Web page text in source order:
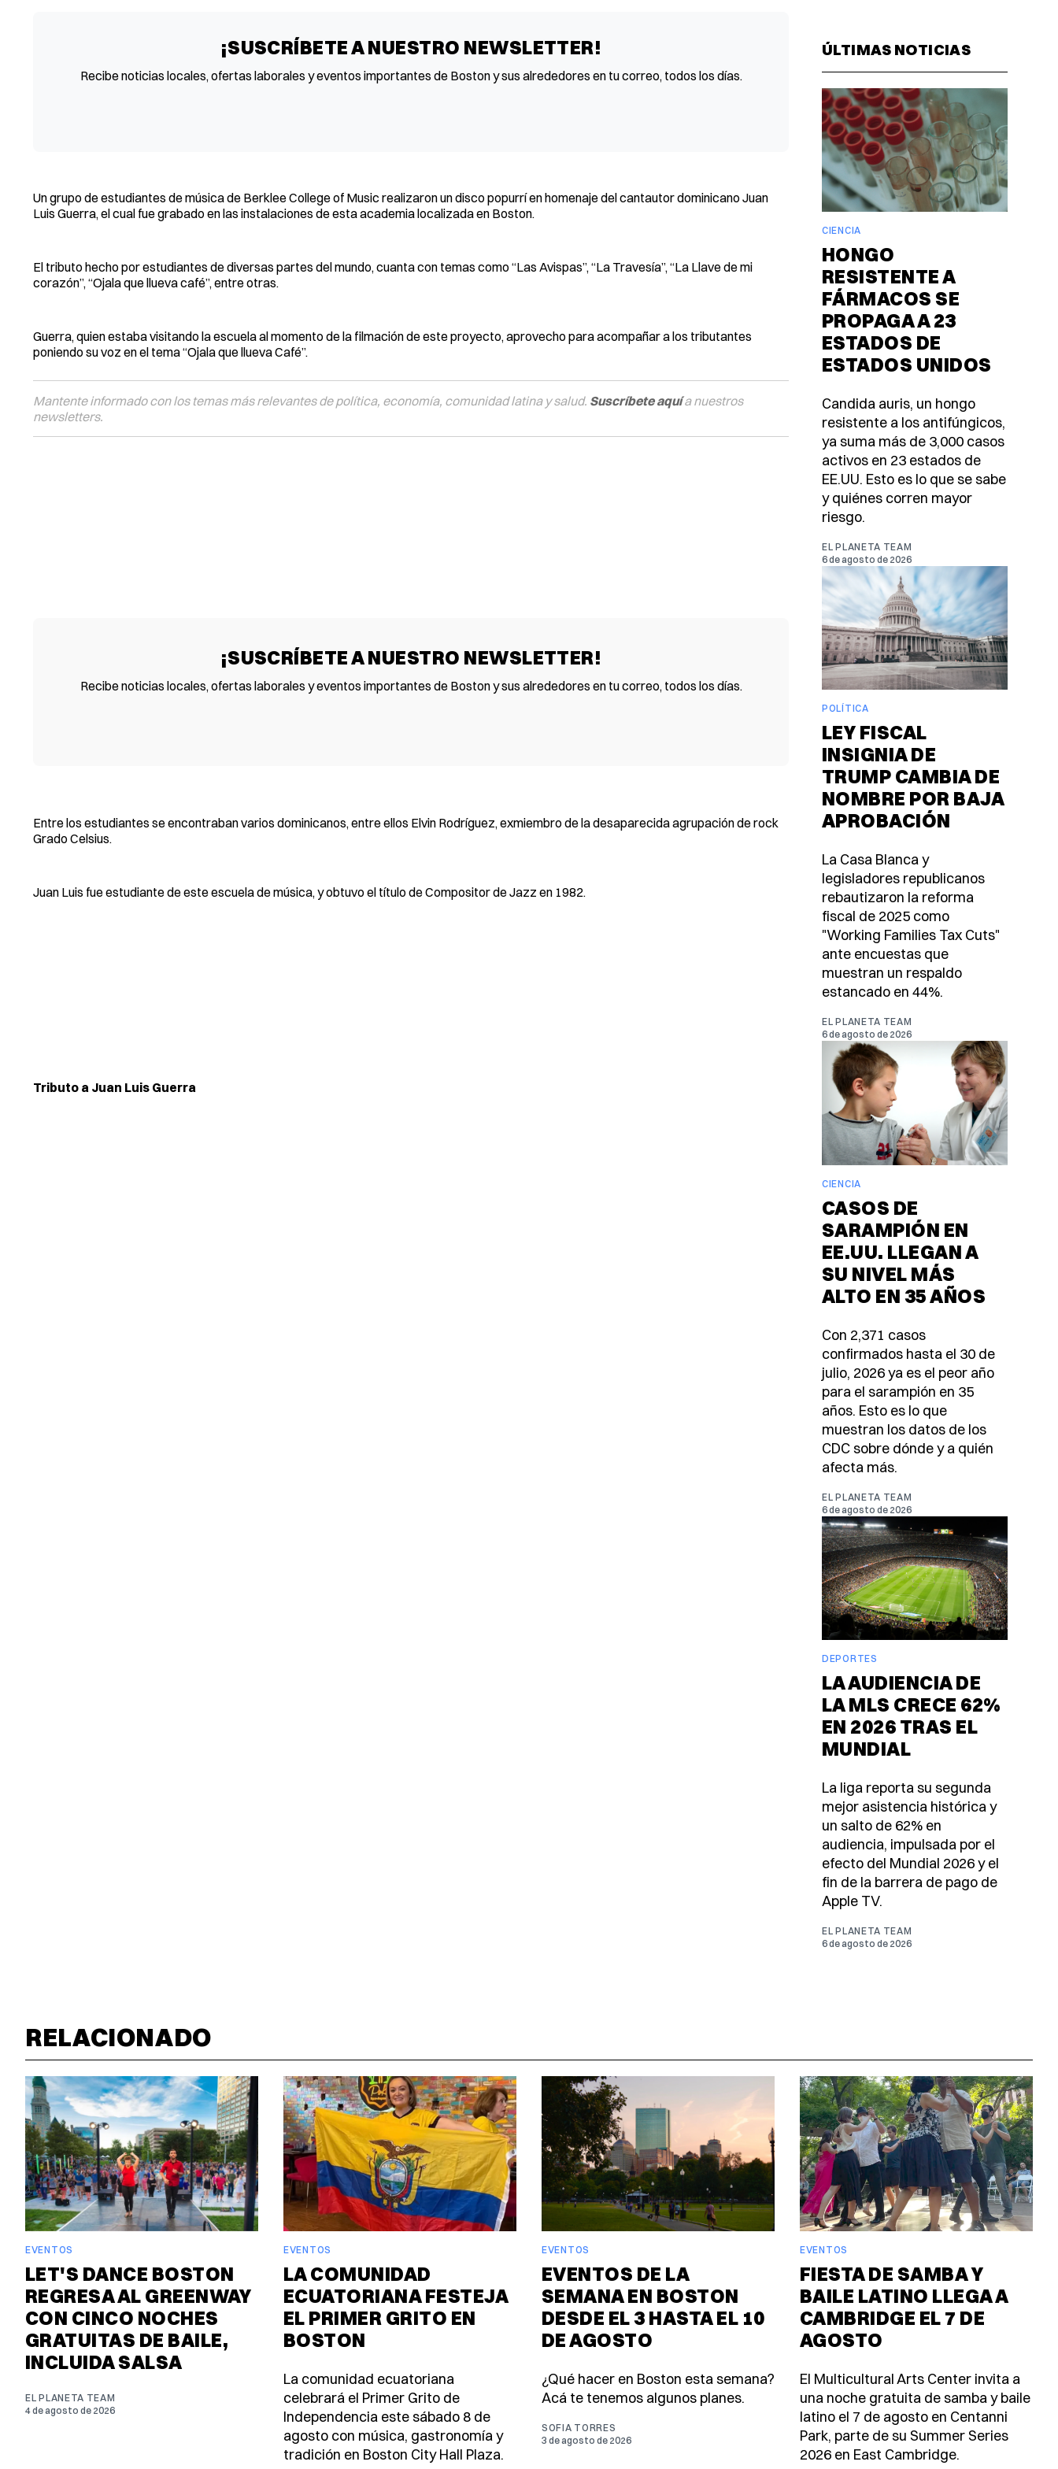
¡SUSCRÍBETE A NUESTRO NEWSLETTER!
Recibe noticias locales, ofertas laborales y eventos importantes de Boston y sus alrededores en tu correo, todos los días.
Un grupo de estudiantes de música de Berklee College of Music realizaron un disco popurrí en homenaje del cantautor dominicano Juan
Luis Guerra, el cual fue grabado en las instalaciones de esta academia localizada en Boston.
El tributo hecho por estudiantes de diversas partes del mundo, cuanta con temas como “Las Avispas”, “La Travesía”, “La Llave de mi
corazón”, “Ojala que llueva café”, entre otras.
Guerra, quien estaba visitando la escuela al momento de la filmación de este proyecto, aprovecho para acompañar a los tributantes
poniendo su voz en el tema “Ojala que llueva Café”.
Mantente informado con los temas más relevantes de política, economía, comunidad latina y salud. Suscríbete aquía nuestros
newsletters.
¡SUSCRÍBETE A NUESTRO NEWSLETTER!
Recibe noticias locales, ofertas laborales y eventos importantes de Boston y sus alrededores en tu correo, todos los días.
Entre los estudiantes se encontraban varios dominicanos, entre ellos Elvin Rodríguez, exmiembro de la desaparecida agrupación de rock
Grado Celsius.
Juan Luis fue estudiante de este escuela de música, y obtuvo el título de Compositor de Jazz en 1982.
Tributo a Juan Luis Guerra
ÚLTIMAS NOTICIAS
CIENCIA
HONGO
RESISTENTE A
FÁRMACOS SE
PROPAGA A 23
ESTADOS DE
ESTADOS UNIDOS
Candida auris, un hongo
resistente a los antifúngicos,
ya suma más de 3,000 casos
activos en 23 estados de
EE.UU. Esto es lo que se sabe
y quiénes corren mayor
riesgo.
EL PLANETA TEAM
6 de agosto de 2026
POLÍTICA
LEY FISCAL
INSIGNIA DE
TRUMP CAMBIA DE
NOMBRE POR BAJA
APROBACIÓN
La Casa Blanca y
legisladores republicanos
rebautizaron la reforma
fiscal de 2025 como
"Working Families Tax Cuts"
ante encuestas que
muestran un respaldo
estancado en 44%.
EL PLANETA TEAM
6 de agosto de 2026
CIENCIA
CASOS DE
SARAMPIÓN EN
EE.UU. LLEGAN A
SU NIVEL MÁS
ALTO EN 35 AÑOS
Con 2,371 casos
confirmados hasta el 30 de
julio, 2026 ya es el peor año
para el sarampión en 35
años. Esto es lo que
muestran los datos de los
CDC sobre dónde y a quién
afecta más.
EL PLANETA TEAM
6 de agosto de 2026
DEPORTES
LA AUDIENCIA DE
LA MLS CRECE 62%
EN 2026 TRAS EL
MUNDIAL
La liga reporta su segunda
mejor asistencia histórica y
un salto de 62% en
audiencia, impulsada por el
efecto del Mundial 2026 y el
fin de la barrera de pago de
Apple TV.
EL PLANETA TEAM
6 de agosto de 2026
RELACIONADO
EVENTOS
LET'S DANCE BOSTON
REGRESA AL GREENWAY
CON CINCO NOCHES
GRATUITAS DE BAILE,
INCLUIDA SALSA
EL PLANETA TEAM
4 de agosto de 2026
EVENTOS
LA COMUNIDAD
ECUATORIANA FESTEJA
EL PRIMER GRITO EN
BOSTON
La comunidad ecuatoriana
celebrará el Primer Grito de
Independencia este sábado 8 de
agosto con música, gastronomía y
tradición en Boston City Hall Plaza.
EVENTOS
EVENTOS DE LA
SEMANA EN BOSTON
DESDE EL 3 HASTA EL 10
DE AGOSTO
¿Qué hacer en Boston esta semana?
Acá te tenemos algunos planes.
SOFIA TORRES
3 de agosto de 2026
EVENTOS
FIESTA DE SAMBA Y
BAILE LATINO LLEGA A
CAMBRIDGE EL 7 DE
AGOSTO
El Multicultural Arts Center invita a
una noche gratuita de samba y baile
latino el 7 de agosto en Centanni
Park, parte de su Summer Series
2026 en East Cambridge.